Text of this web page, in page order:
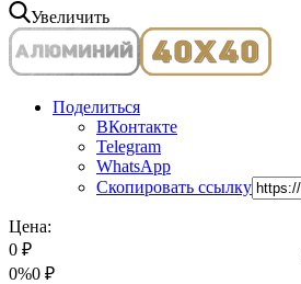
Увеличить
Поделиться
ВКонтакте
Telegram
WhatsApp
Скопировать ссылку
Цена:
0 ₽
0%0 ₽